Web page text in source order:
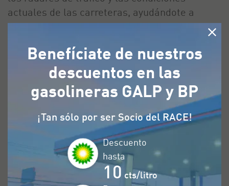
actuales de las carreteras, ayudándote a
evitar cualquier inconveniente en tu ruta. Con
convierte en una experiencia segura y bien
organizada, dándote la tranquilidad de estar
preparado para cualquier situación en
carretera.
Cámaras de tráfico
Gasolineras
Benefíciate de nuestros
descuentos en las
gasolineras GALP y BP
¡Tan sólo por ser Socio del RACE!
Descuento
hasta
10 cts/litro